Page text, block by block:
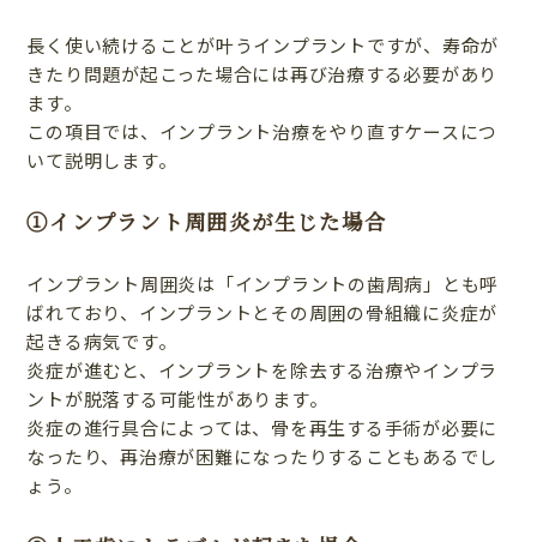
長く使い続けることが叶うインプラントですが、寿命が
きたり問題が起こった場合には再び治療する必要があり
ます。
この項目では、インプラント治療をやり直すケースにつ
いて説明します。
①インプラント周囲炎が生じた場合
インプラント周囲炎は「インプラントの歯周病」とも呼
ばれており、インプラントとその周囲の骨組織に炎症が
起きる病気です。
炎症が進むと、インプラントを除去する治療やインプラ
ントが脱落する可能性があります。
炎症の進行具合によっては、骨を再生する手術が必要に
なったり、再治療が困難になったりすることもあるでし
ょう。